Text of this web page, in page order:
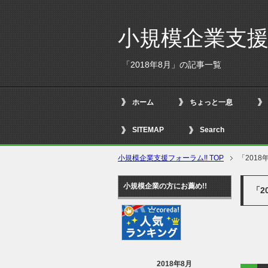
小規模企業支
「2018年8月」の記事一覧
ホーム ちょっと一息
SITEMAP Search
小規模企業支援フォーラム!! TOP 「2018
「
小規模企業の方にお薦め!!
2018年8月